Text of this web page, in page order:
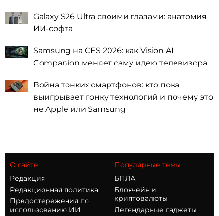
Galaxy S26 Ultra своими глазами: анатомия
ИИ-софта
Samsung на CES 2026: как Vision AI
Companion меняет саму идею телевизора
Война тонких смартфонов: кто пока
выигрывает гонку технологий и почему это
не Apple или Samsung
О сайте
Редакция
Редакционная политика
Предостережения по
использованию ИИ
Популярные темы
БПЛА
Блокчейн и
криптовалюты
Легендарные гаджеты